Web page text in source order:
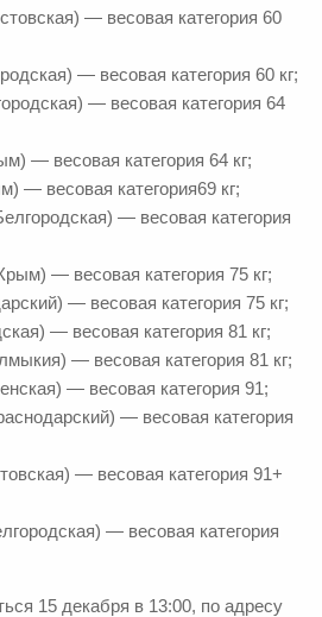
— весовая категория 60
— весовая категория 60 кг;
— весовая категория 64
— весовая категория 64 кг;
— весовая категория69 кг;
— весовая категория
— весовая категория 75 кг;
— весовая категория 75 кг;
— весовая категория 81 кг;
— весовая категория 81 кг;
— весовая категория 91;
— весовая категория
— весовая категория 91+
— весовая категория
15 декабря в 13:00, по адресу